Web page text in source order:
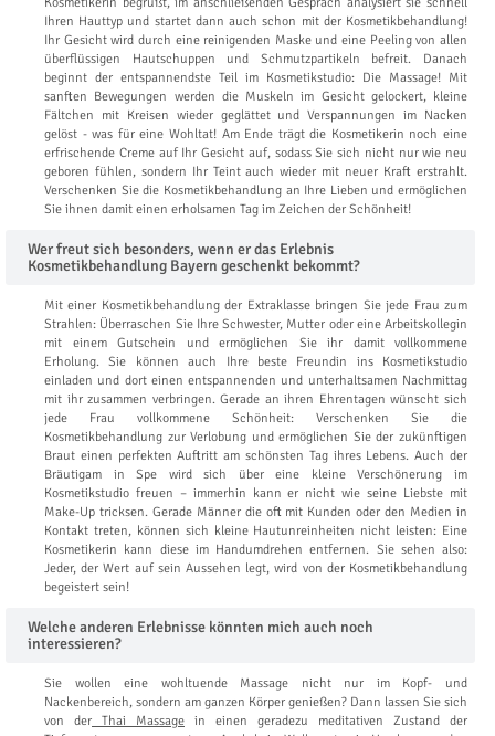
Ihren Hauttyp und startet dann auch schon mit der Kosmetikbehandlung!
Ihr Gesicht wird durch eine reinigenden Maske und eine Peeling von allen
überflüssigen Hautschuppen und Schmutzpartikeln befreit. Danach
beginnt der entspannendste Teil im Kosmetikstudio: Die Massage! Mit
sanften Bewegungen werden die Muskeln im Gesicht gelockert, kleine
Fältchen mit Kreisen wieder geglättet und Verspannungen im Nacken
gelöst - was für eine Wohltat! Am Ende trägt die Kosmetikerin noch eine
erfrischende Creme auf Ihr Gesicht auf, sodass Sie sich nicht nur wie neu
geboren fühlen, sondern Ihr Teint auch wieder mit neuer Kraft erstrahlt.
Verschenken Sie die Kosmetikbehandlung an Ihre Lieben und ermöglichen
Sie ihnen damit einen erholsamen Tag im Zeichen der Schönheit!
Wer freut sich besonders, wenn er das Erlebnis
Kosmetikbehandlung Bayern geschenkt bekommt?
Mit einer Kosmetikbehandlung der Extraklasse bringen Sie jede Frau zum
Strahlen: Überraschen Sie Ihre Schwester, Mutter oder eine Arbeitskollegin
mit einem Gutschein und ermöglichen Sie ihr damit vollkommene
Erholung. Sie können auch Ihre beste Freundin ins Kosmetikstudio
einladen und dort einen entspannenden und unterhaltsamen Nachmittag
mit ihr zusammen verbringen. Gerade an ihren Ehrentagen wünscht sich
jede Frau vollkommene Schönheit: Verschenken Sie die
Kosmetikbehandlung zur Verlobung und ermöglichen Sie der zukünftigen
Braut einen perfekten Auftritt am schönsten Tag ihres Lebens. Auch der
Bräutigam in Spe wird sich über eine kleine Verschönerung im
Kosmetikstudio freuen – immerhin kann er nicht wie seine Liebste mit
Make-Up tricksen. Gerade Männer die oft mit Kunden oder den Medien in
Kontakt treten, können sich kleine Hautunreinheiten nicht leisten: Eine
Kosmetikerin kann diese im Handumdrehen entfernen. Sie sehen also:
Jeder, der Wert auf sein Aussehen legt, wird von der Kosmetikbehandlung
begeistert sein!
Welche anderen Erlebnisse könnten mich auch noch
interessieren?
Sie wollen eine wohltuende Massage nicht nur im Kopf- und
Nackenbereich, sondern am ganzen Körper genießen? Dann lassen Sie sich
von der Thai Massage in einen geradezu meditativen Zustand der